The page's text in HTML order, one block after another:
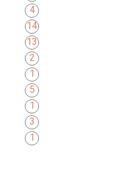
4
14
13
2
1
5
1
3
1